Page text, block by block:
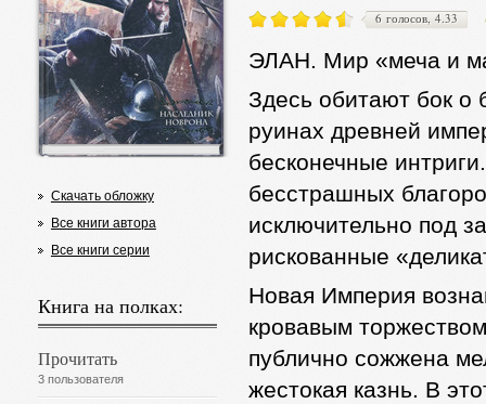
Скачать обложку
Все книги автора
Все книги серии
Книга на полках:
Прочитать
3 пользователя
6 голосов, 4.33
ЭЛАН. Мир «меча и
Здесь обитают бок
руинах древней
бесконечные
бесстрашных
исключительно под
рискованные
Новая Империя
кровавым
публично сожжена
жестокая казнь. В